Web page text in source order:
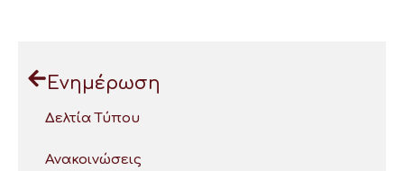
Ενημέρωση
Δελτία Τύπου
Ανακοινώσεις